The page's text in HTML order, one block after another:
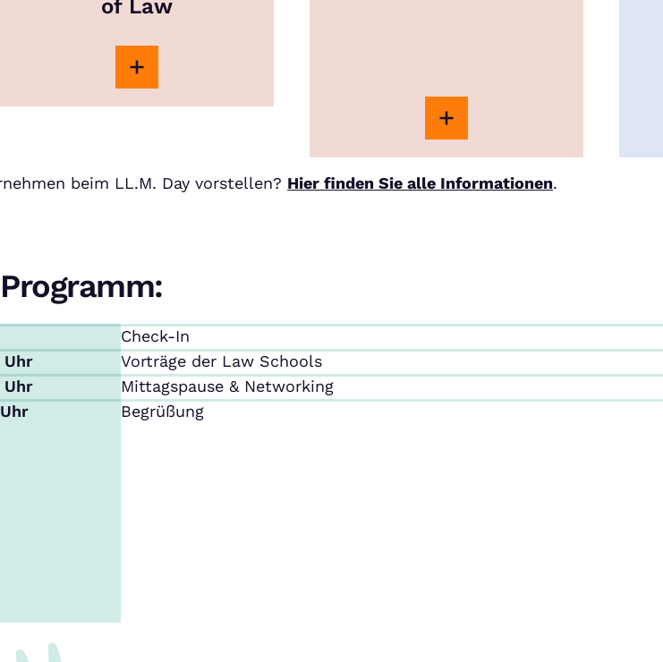
of Law
beim LL.M. Day vorstellen? Hier finden Sie alle Informationen.
Programm:
Check-In
Uhr
Vorträge der Law Schools
Uhr
Mittagspause & Networking
Begrüßung